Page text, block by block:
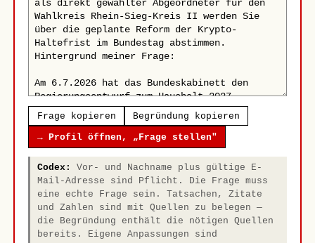
Frage kopieren Begründung kopieren
→ Profil öffnen, „Frage stellen"
Codex:
Vor- und Nachname plus gültige E-
Mail-Adresse sind Pflicht. Die Frage muss
eine echte Frage sein. Tatsachen, Zitate
und Zahlen sind mit Quellen zu belegen —
die Begründung enthält die nötigen Quellen
bereits. Eigene Anpassungen sind